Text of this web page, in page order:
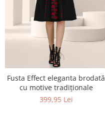
Fusta Effect eleganta brodată
cu motive tradiționale
399,95 Lei